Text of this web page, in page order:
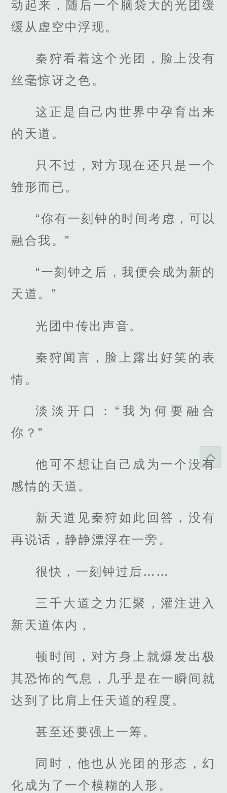
动起来，随后一个脑袋大的光团缓
缓从虚空中浮现。
秦狩看着这个光团，脸上没有
丝毫惊讶之色。
这正是自己内世界中孕育出来
的天道。
只不过，对方现在还只是一个
雏形而已。
“你有一刻钟的时间考虑，可以
融合我。”
“一刻钟之后，我便会成为新的
天道。”
光团中传出声音。
秦狩闻言，脸上露出好笑的表
情。
淡淡开口：“我为何要融合
你？”
他可不想让自己成为一个没有
感情的天道。
新天道见秦狩如此回答，没有
再说话，静静漂浮在一旁。
很快，一刻钟过后……
三千大道之力汇聚，灌注进入
新天道体内，
顿时间，对方身上就爆发出极
其恐怖的气息，几乎是在一瞬间就
达到了比肩上任天道的程度。
甚至还要强上一筹。
同时，他也从光团的形态，幻
化成为了一个模糊的人形。